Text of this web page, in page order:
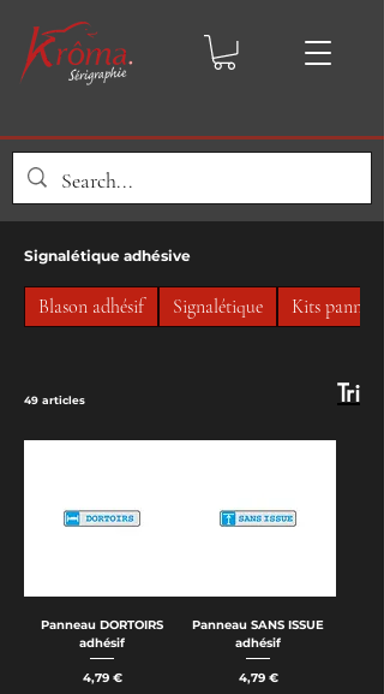
Signalétique adhésive
Blason adhésif Signalétique Kits panneaux
49 articles Tri
Panneau DORTOIRS
adhésif
Prix
4,79 €
Panneau SANS ISSUE
adhésif
Prix
4,79 €